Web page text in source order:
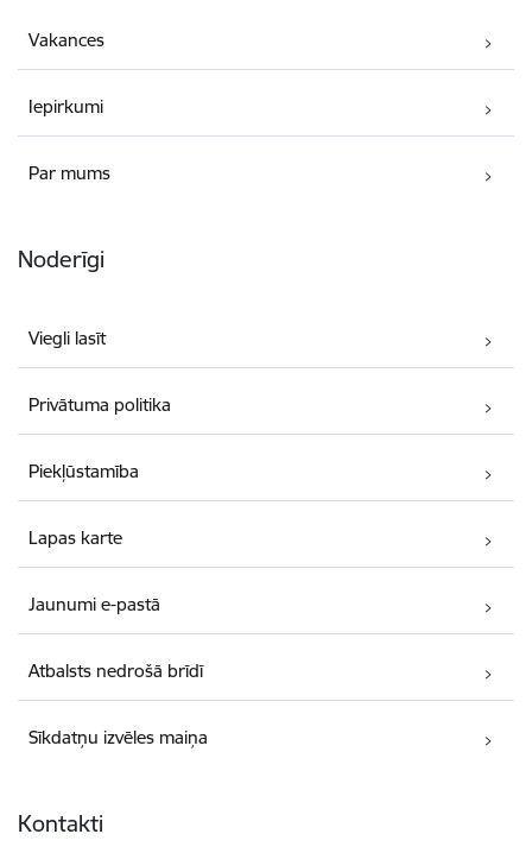
Vakances
Iepirkumi
Par mums
Noderīgi
Viegli lasīt
Privātuma politika
Piekļūstamība
Lapas karte
Jaunumi e-pastā
Atbalsts nedrošā brīdī
Sīkdatņu izvēles maiņa
Kontakti